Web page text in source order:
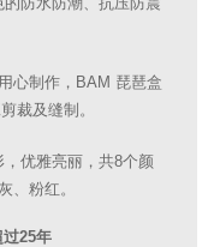
心制作，BAM 琵琶盒
裁及缝制。
，优雅亮丽，共8个颜
、粉红。
25年